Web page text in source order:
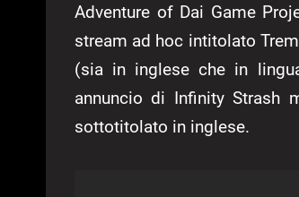
Adventure of Dai Game
stream ad hoc intitolato
(sia in inglese che in
annuncio di Infinity Strash
sottotitolato in inglese.